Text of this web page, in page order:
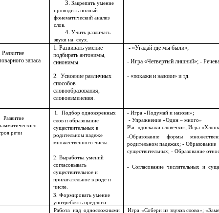
Закрепить умение
проводить полный
фонематический анализ
слов.
Учить различать
звуки на слух.
Развитие
запаса
1. Развивать умение
подбирать антонимы,
синонимы.
2. Усвоение различных
способов
словообразования,
словоизменения.
- «Угадай где мы были»;
- Игра «Четвертый лишний»; -
- «покажи и назови» и тд.
Развитие
речи
1. Подбор однокоренных
слов и образование
существительных в
родительном падеже
множественного числа.
2. Выработка умений
согласовывать
существительное и
прилагательное в роде и
числе.
3. Формировать умение
употреблять предлоги.
- Игра «Подумай и назови»;
- Упражнение «Один – много»
Р\и «доскажи словечко»; Игра
-Образование формы
родительном падежах; -
существительных; - Образование
- Согласование числительных и
Работа над односложными
Игра «Собери из звуков слово»;